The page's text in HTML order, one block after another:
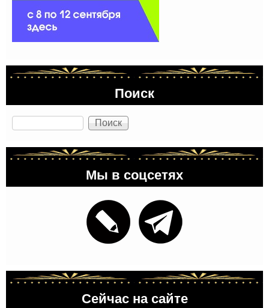
Поиск
Поиск
Мы в соцсетях
Сейчас на сайте